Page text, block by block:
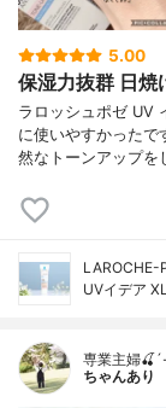
5.00
保湿力抜群 日焼
ラロッシュポゼ UV
に使いやすかったで
然なトーンアップを
LAROCHE-
UVイデア
専業主婦
ちゃんあり